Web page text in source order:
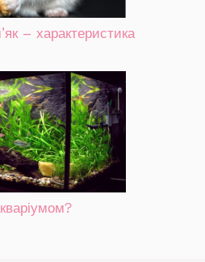
– характеристика